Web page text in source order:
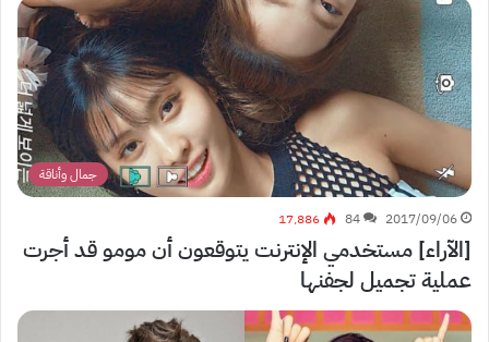
جمال وأناقة
2017/09/06
84 17٬886
[الآراء] مستخدمي الإنترنت يتوقعون أن مومو قد أجرت
عملية تجميل لجفنها